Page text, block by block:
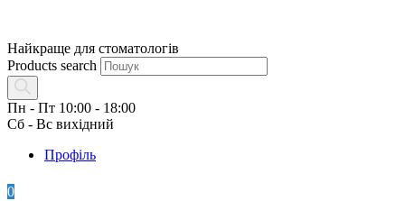
Найкраще для стоматологів
Products search
Пн - Пт 10:00 - 18:00
Сб - Вс вихідний
Профіль
0